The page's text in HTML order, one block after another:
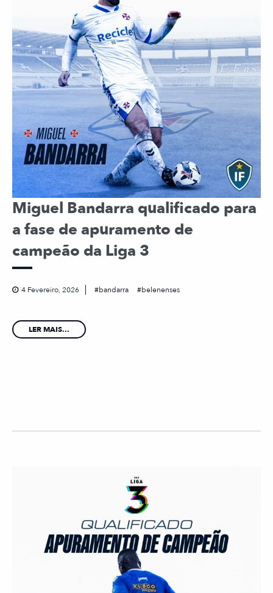
Miguel Bandarra qualificado para
a fase de apuramento de
campeão da Liga 3
4 Fevereiro, 2026 bandarra belenenses
LER MAIS...